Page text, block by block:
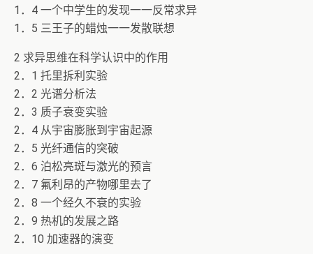
1．4 一个中学生的发现一一反常求异
1．5 三王子的蜡烛一一发散联想
2 求异思维在科学认识中的作用
2．1 托里拆利实验
2．2 光谱分析法
2．3 质子衰变实验
2．4 从宇宙膨胀到宇宙起源
2．5 光纤通信的突破
2．6 泊松亮斑与激光的预言
2．7 氟利昂的产物哪里去了
2．8 一个经久不衰的实验
2．9 热机的发展之路
2．10 加速器的演变